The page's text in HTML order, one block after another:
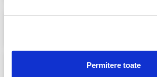
Permitere toate